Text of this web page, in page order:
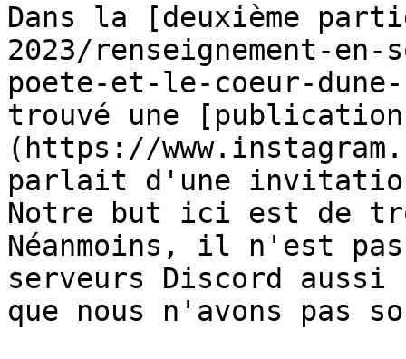
Dans la [deuxième
2023/renseignement-
poete-et-le-coeur-dune-
trouvé une
(https://
parlait d'une
Notre but ici est de
Néanmoins, il n'est
serveurs Discord
que nous n'avons pas